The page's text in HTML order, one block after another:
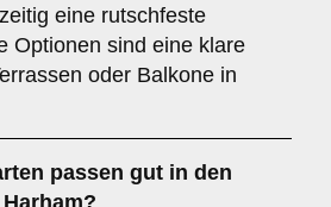
eine rutschfeste
Optionen sind eine klare
oder Balkone in
passen gut in den